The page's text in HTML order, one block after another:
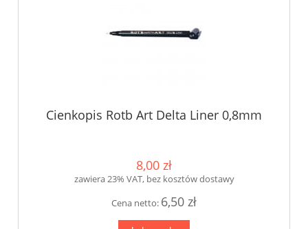
Cienkopis Rotb Art Delta Liner 0,8mm
8,00 zł
zawiera 23% VAT, bez kosztów dostawy
Cena netto: 6,50 zł